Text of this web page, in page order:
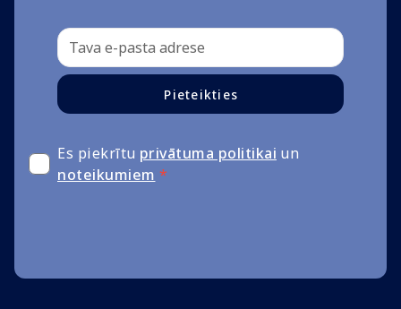
Pieteikties
Es piekrītu privātuma politikai un
noteikumiem *